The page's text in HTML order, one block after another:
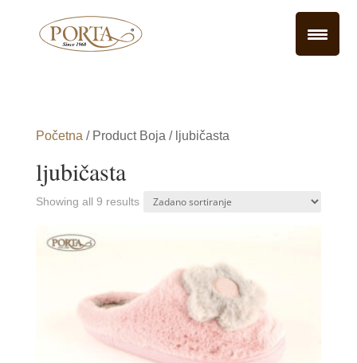
Početna / Product Boja / ljubičasta
ljubičasta
Showing all 9 results